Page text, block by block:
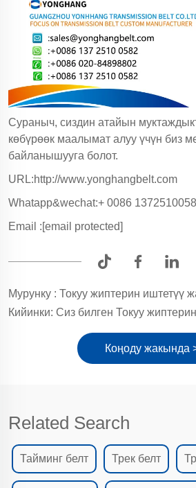
Сураныч, сиздин атайын
көбүрөөк маалымат алуу үчүн биз
байланышууга болот.
URL:http://www.yonghangbelt.com
Whatapp&wechat:+ 0086
Email :[email protected]
Мурунку : Токуу жиптерин иштетүү жабдуулары
Кийинки: Сиз билген Токуу жиптеринин
Коңоду жакында
Related Search
Тайминг белт Трек белт